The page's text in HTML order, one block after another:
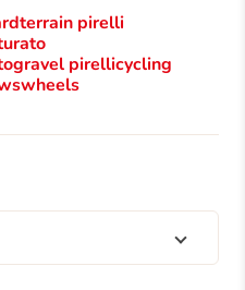
pirelli
pirellicycling